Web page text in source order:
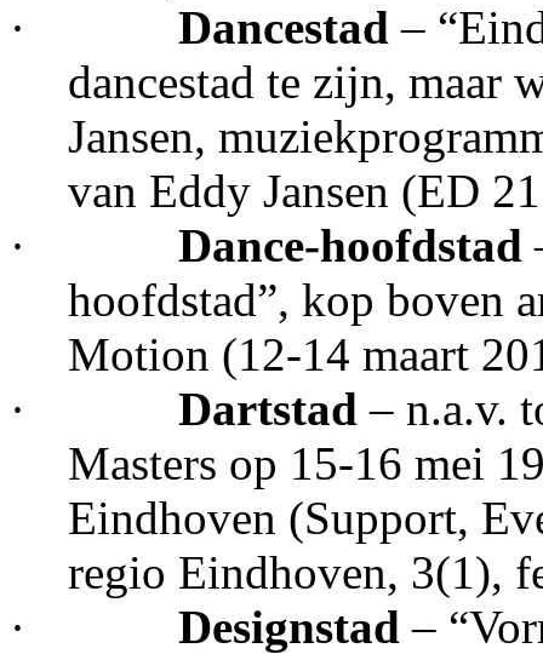
·
Dancestad–
dancestad te zijn, maar
Jansen,
van Eddy Jansen (ED
·
Dance-hoofdstad
hoofdstad”, kop boven
Motion (12-14 maart
·
Dartstad– n.a.v.
Masters op 15-16 mei
Eindhoven (Support,
regio Eindhoven, 3(1),
·
Designstad–